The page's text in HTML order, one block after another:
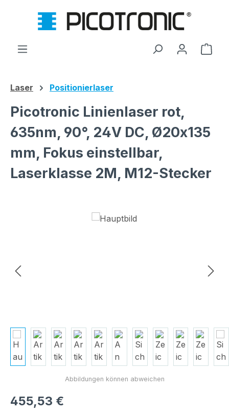
Zum Hauptinhalt springen
Laser Positionierlaser
Picotronic Linienlaser rot,
635nm, 90°, 24V DC, Ø20x135
mm, Fokus einstellbar,
Laserklasse 2M, M12-Stecker
Bildergalerie überspringen
Regulärer Preis:
455,53 €